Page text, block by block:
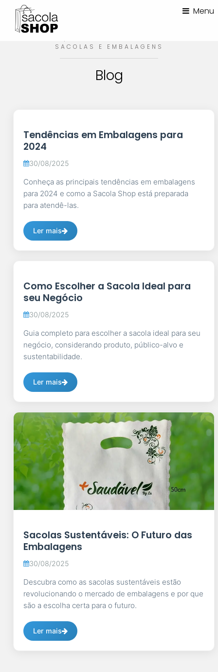
Menu
SACOLAS E EMBALAGENS
Blog
Tendências em Embalagens para
2024
30/08/2025
Conheça as principais tendências em embalagens
para 2024 e como a Sacola Shop está preparada
para atendê-las.
Ler mais
Como Escolher a Sacola Ideal para
seu Negócio
30/08/2025
Guia completo para escolher a sacola ideal para seu
negócio, considerando produto, público-alvo e
sustentabilidade.
Ler mais
Sacolas Sustentáveis: O Futuro das
Embalagens
30/08/2025
Descubra como as sacolas sustentáveis estão
revolucionando o mercado de embalagens e por que
são a escolha certa para o futuro.
Ler mais